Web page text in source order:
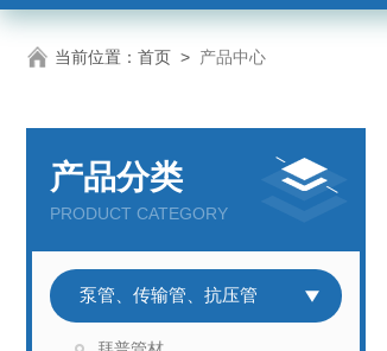
当前位置： 首页 > 产品中心
产品分类
PRODUCT CATEGORY
泵管、传输管、抗压管